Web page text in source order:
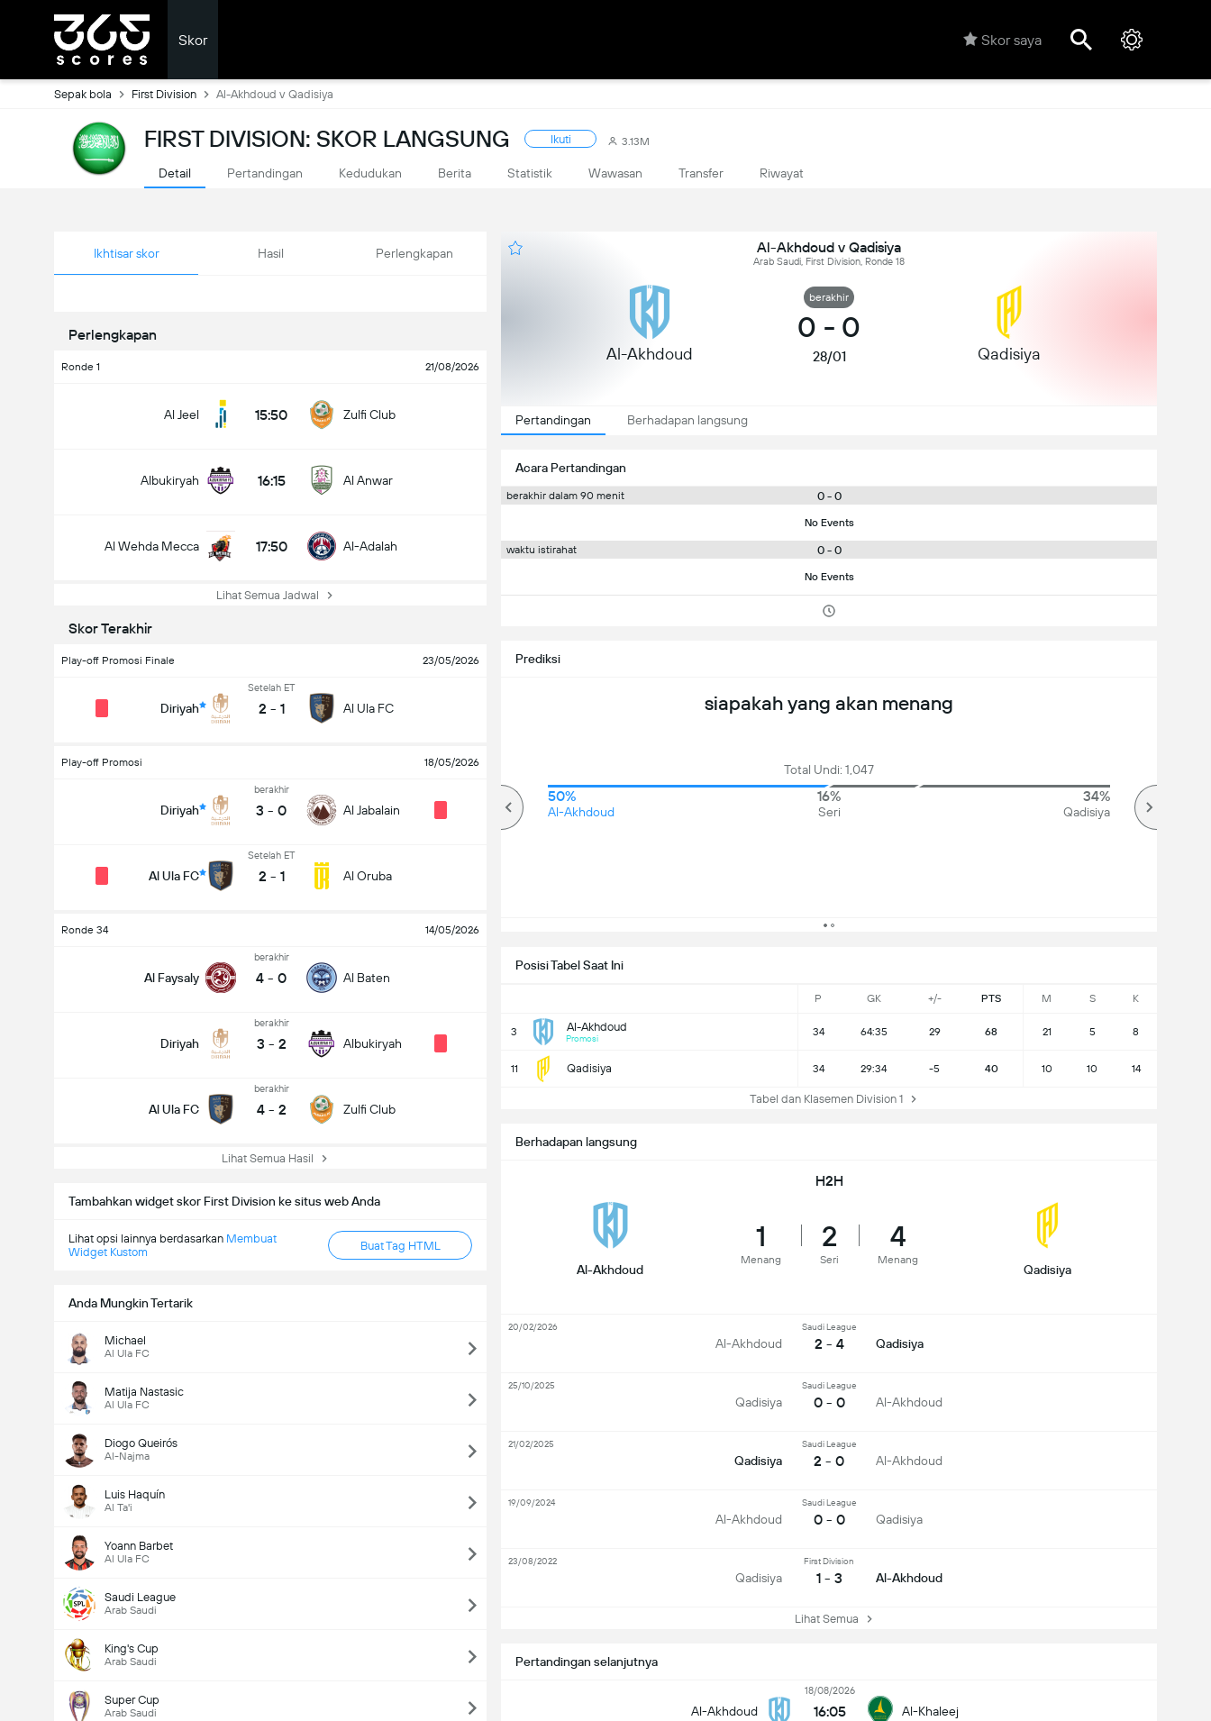
Skor Skor saya
Sepak bola First Division Al-Akhdoud v Qadisiya
FIRST DIVISION: SKOR LANGSUNG Ikuti 3.13M
Detail Pertandingan Kedudukan Berita Statistik Wawasan Transfer Riwayat
Ikhtisar skor Hasil Perlengkapan
Perlengkapan
Ronde 1 21/08/2026
Al Jeel 15:50 Zulfi Club
Albukiryah 16:15 Al Anwar
Al Wehda Mecca 17:50 Al-Adalah
Lihat Semua Jadwal
Skor Terakhir
Play-off Promosi Finale 23/05/2026
Diriyah
Setelah ET
2 - 1 Al Ula FC
Play-off Promosi 18/05/2026
Diriyah
berakhir
3 - 0 Al Jabalain
Al Ula FC
Setelah ET
2 - 1 Al Oruba
Ronde 34 14/05/2026
Al Faysaly
berakhir
4 - 0 Al Baten
Diriyah
berakhir
3 - 2 Albukiryah
Al Ula FC
berakhir
4 - 2 Zulfi Club
Lihat Semua Hasil
Tambahkan widget skor First Division ke situs web Anda
Lihat opsi lainnya berdasarkan Membuat
Widget Kustom
Buat Tag HTML
Anda Mungkin Tertarik
Michael
Al Ula FC
Matija Nastasic
Al Ula FC
Diogo Queirós
Al-Najma
Luis Haquín
Al Ta'i
Yoann Barbet
Al Ula FC
Saudi League
Arab Saudi
King's Cup
Arab Saudi
Super Cup
Arab Saudi
Al-Akhdoud v Qadisiya
Arab Saudi, First Division, Ronde 18
Al-Akhdoud
berakhir
0 - 0
28/01 Qadisiya
Pertandingan Berhadapan langsung
Acara Pertandingan
berakhir dalam 90 menit 0 - 0
No Events
waktu istirahat 0 - 0
No Events
Pertandingan selanjutnya
Al-Akhdoud
18/08/2026
16:05 Al-Khaleej
Posisi Tabel Saat Ini
P GK +/- PTS M S K
3 Al-Akhdoud
Promosi
34 64:35 29 68 21 5 8
11 Qadisiya 34 29:34 -5 40 10 10 14
Tabel dan Klasemen Division 1
Prediksi
siapakah yang akan menang
Total Undi: 1,047
50%
Al-Akhdoud
16%
Seri
34%
Qadisiya
total gol dalam permainan (2.5)
Berhadapan langsung
H2H
Al-Akhdoud
1
Menang
2
Seri
4
Menang
Qadisiya
Al-Akhdoud
Saudi League
2 - 4 Qadisiya
20/02/2026
Qadisiya
Saudi League
0 - 0 Al-Akhdoud
25/10/2025
Qadisiya
Saudi League
2 - 0 Al-Akhdoud
21/02/2025
Al-Akhdoud
Saudi League
0 - 0 Qadisiya
19/09/2024
Qadisiya
First Division
1 - 3 Al-Akhdoud
23/08/2022
Lihat Semua